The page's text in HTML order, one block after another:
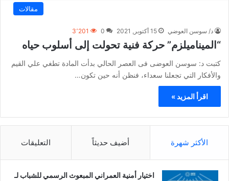
مقالات
د/ سوسن العوضي 15 أكتوبر, 2021 0 3٬201
“الميناميلزم” حركة فنية تحولت إلى أسلوب حياه
كتبت د: سوسن العوضى فى العصر الحالي بدأت المادة تطغي علي القيم
والأفكار التي تجعلنا سعداء، فنظن أنه حين تكون…
اقرأ المزيد »
الأكثر شهرة أضيف حديثاً التعليقات
اختيار أمنية العمراني المبعوث الرسمي للشباب لـ